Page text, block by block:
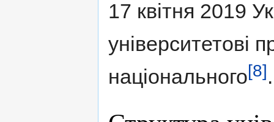
17 квітня 2019
університетові
національного[8].